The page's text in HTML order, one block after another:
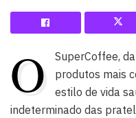
O
SuperCoffee,
produtos mais
estilo de vida
indeterminado das